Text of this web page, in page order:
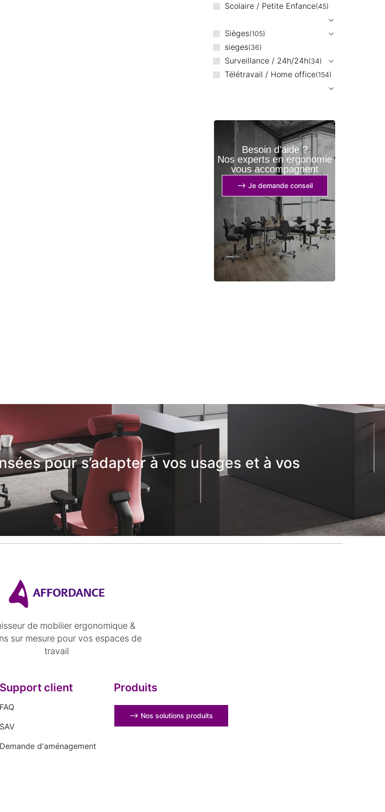
Scolaire / Petite Enfance 45
Sièges 105
sieges 36
Surveillance / 24h/24h 34
Télétravail / Home office 154
Besoin d'aide ?
Nos experts en ergonomie
vous accompagnent
⟶ Je demande conseil
pour s’adapter à vos usages et à vos
de mobilier ergonomique &
sur mesure pour vos espaces de
travail
Support client
FAQ
SAV
Demande d'aménagement
Produits
⟶ Nos solutions produits